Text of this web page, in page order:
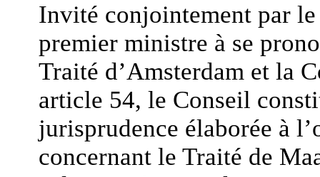
Invité conjointement par
premier ministre à se
Traité d’Amsterdam et la
article 54, le Conseil
jurisprudence élaborée à
concernant le Traité de